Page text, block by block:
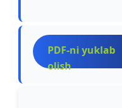
PDF-ni yuklab
olish